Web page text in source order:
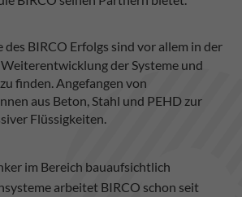
BIRCO Erfolgs sind vor allem in der
der Systeme und
finden. Angefangen von
aus Beton, Stahl und PEHD zur
Flüssigkeiten.
im Bereich bauaufsichtlich
arbeitet BIRCO schon seit